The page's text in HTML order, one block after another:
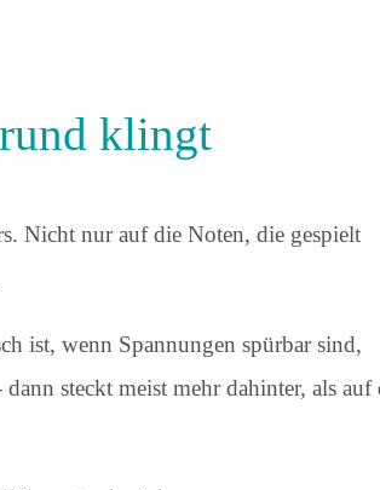
klingt
Nicht nur auf die Noten, die gespielt
ist, wenn Spannungen spürbar sind,
steckt meist mehr dahinter, als auf